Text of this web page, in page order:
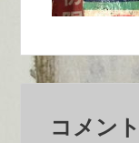
コメン